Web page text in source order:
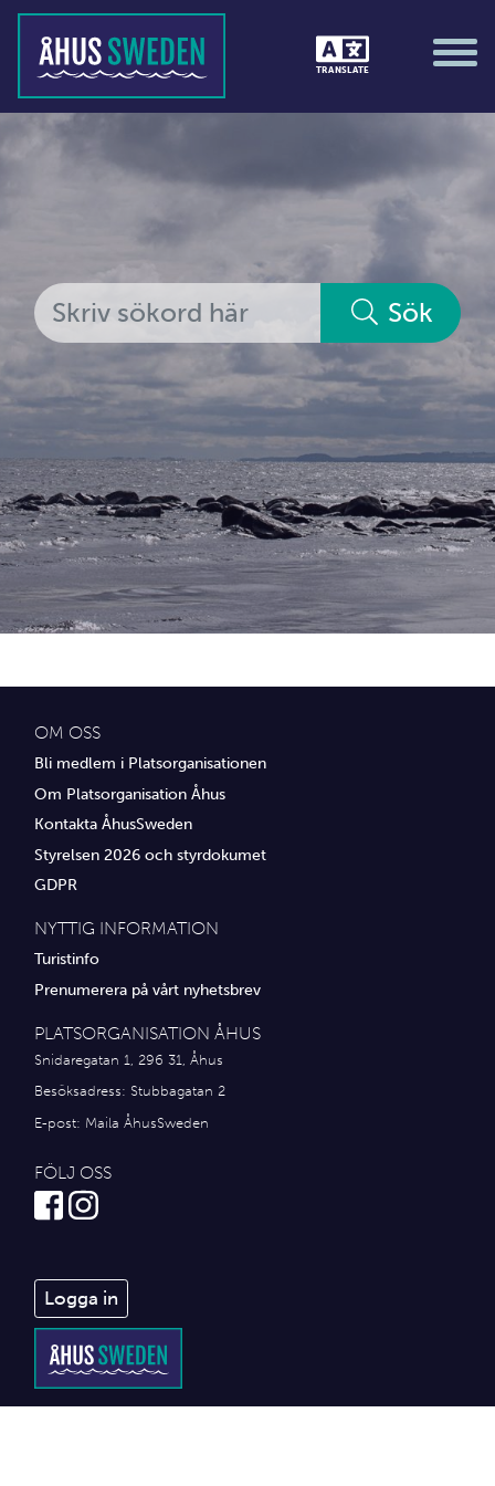
TRANSLATE
Tävlingar &amp; matcher
Alla medlemmar
Ekonomi &amp; juridik
Hantverkare
Hus &amp; hem
Ideella föreningar
Idrottsföreningar
Media
Transport
Övrig service
Sök
OM OSS
Bli medlem i Platsorganisationen
Om Platsorganisation Åhus
Kontakta ÅhusSweden
Styrelsen 2026 och styrdokumet
GDPR
NYTTIG INFORMATION
Turistinfo
Prenumerera på vårt nyhetsbrev
PLATSORGANISATION ÅHUS
Snidaregatan 1, 296 31, Åhus
Besöksadress: Stubbagatan 2
E-post: Maila ÅhusSweden
FÖLJ OSS
Logga in